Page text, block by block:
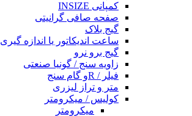
کمپانی INSIZE
صفحه صافی گرانیتی
گیج بلاک
ساعت اندیکاتور یا اندازه گیری
گیج برو نرو
زاویه سنج / گونیا صنعتی
فیلر / Rو گام سنج
متر و تراز لیزری
کولیس / میکرومتر
میکرومتر